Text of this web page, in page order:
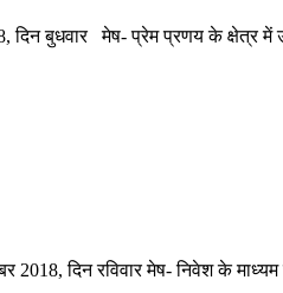
दिन बुधवार मेष- प्रेम प्रणय के क्षेत्र में
दिन रविवार मेष- निवेश के